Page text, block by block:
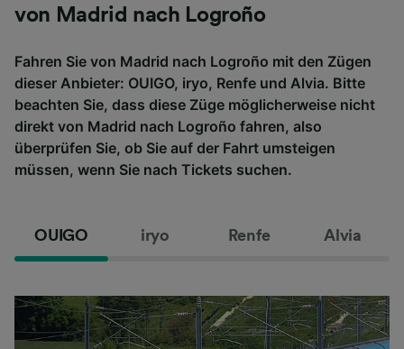
von Madrid nach Logroño
Fahren Sie von Madrid nach Logroño mit den Zügen
dieser Anbieter: OUIGO, iryo, Renfe und Alvia. Bitte
beachten Sie, dass diese Züge möglicherweise nicht
direkt von Madrid nach Logroño fahren, also
überprüfen Sie, ob Sie auf der Fahrt umsteigen
müssen, wenn Sie nach Tickets suchen.
OUIGO iryo Renfe Alvia